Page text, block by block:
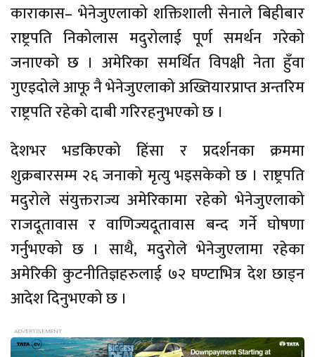
काराकास– भेनेजुएलाको शक्तिशाली सेनाले बिहीबार
राष्ट्रपति निकोलास मदुरोलाई पूर्ण समर्थन गरेको
जनाएको छ । अमेरिका समर्थित विपक्षी नेता हुँवा
गुएइदोले आफू नै भेनेजुएलाको अख्तियारप्राप्त अन्तरिम
राष्ट्रपति रहेको दाबी गरिरहनुभएको छ ।
देशभर भडकिएको हिंसा र प्रदर्शनका क्रममा
शुक्रबारसम्म २६ जनाको मृत्यु भइसकेको छ । राष्ट्रपति
मदुरोले संयुक्तराज्य अमेरिकामा रहेको भेनेजुएलाको
राजदूतावास र वाणिज्यदूतावास बन्द गर्ने घोषणा
गर्नुभएको छ । साथै, मदुरोले भेनेजुएलामा रहेका
अमेरिकी कुटनीतिज्ञहरुलाई ७२ घण्टाभित्र देश छाड्न
आदेश दिनुभएको छ ।